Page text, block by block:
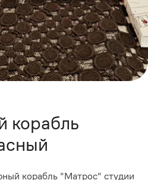
корабль
корабль "Матрос" студии